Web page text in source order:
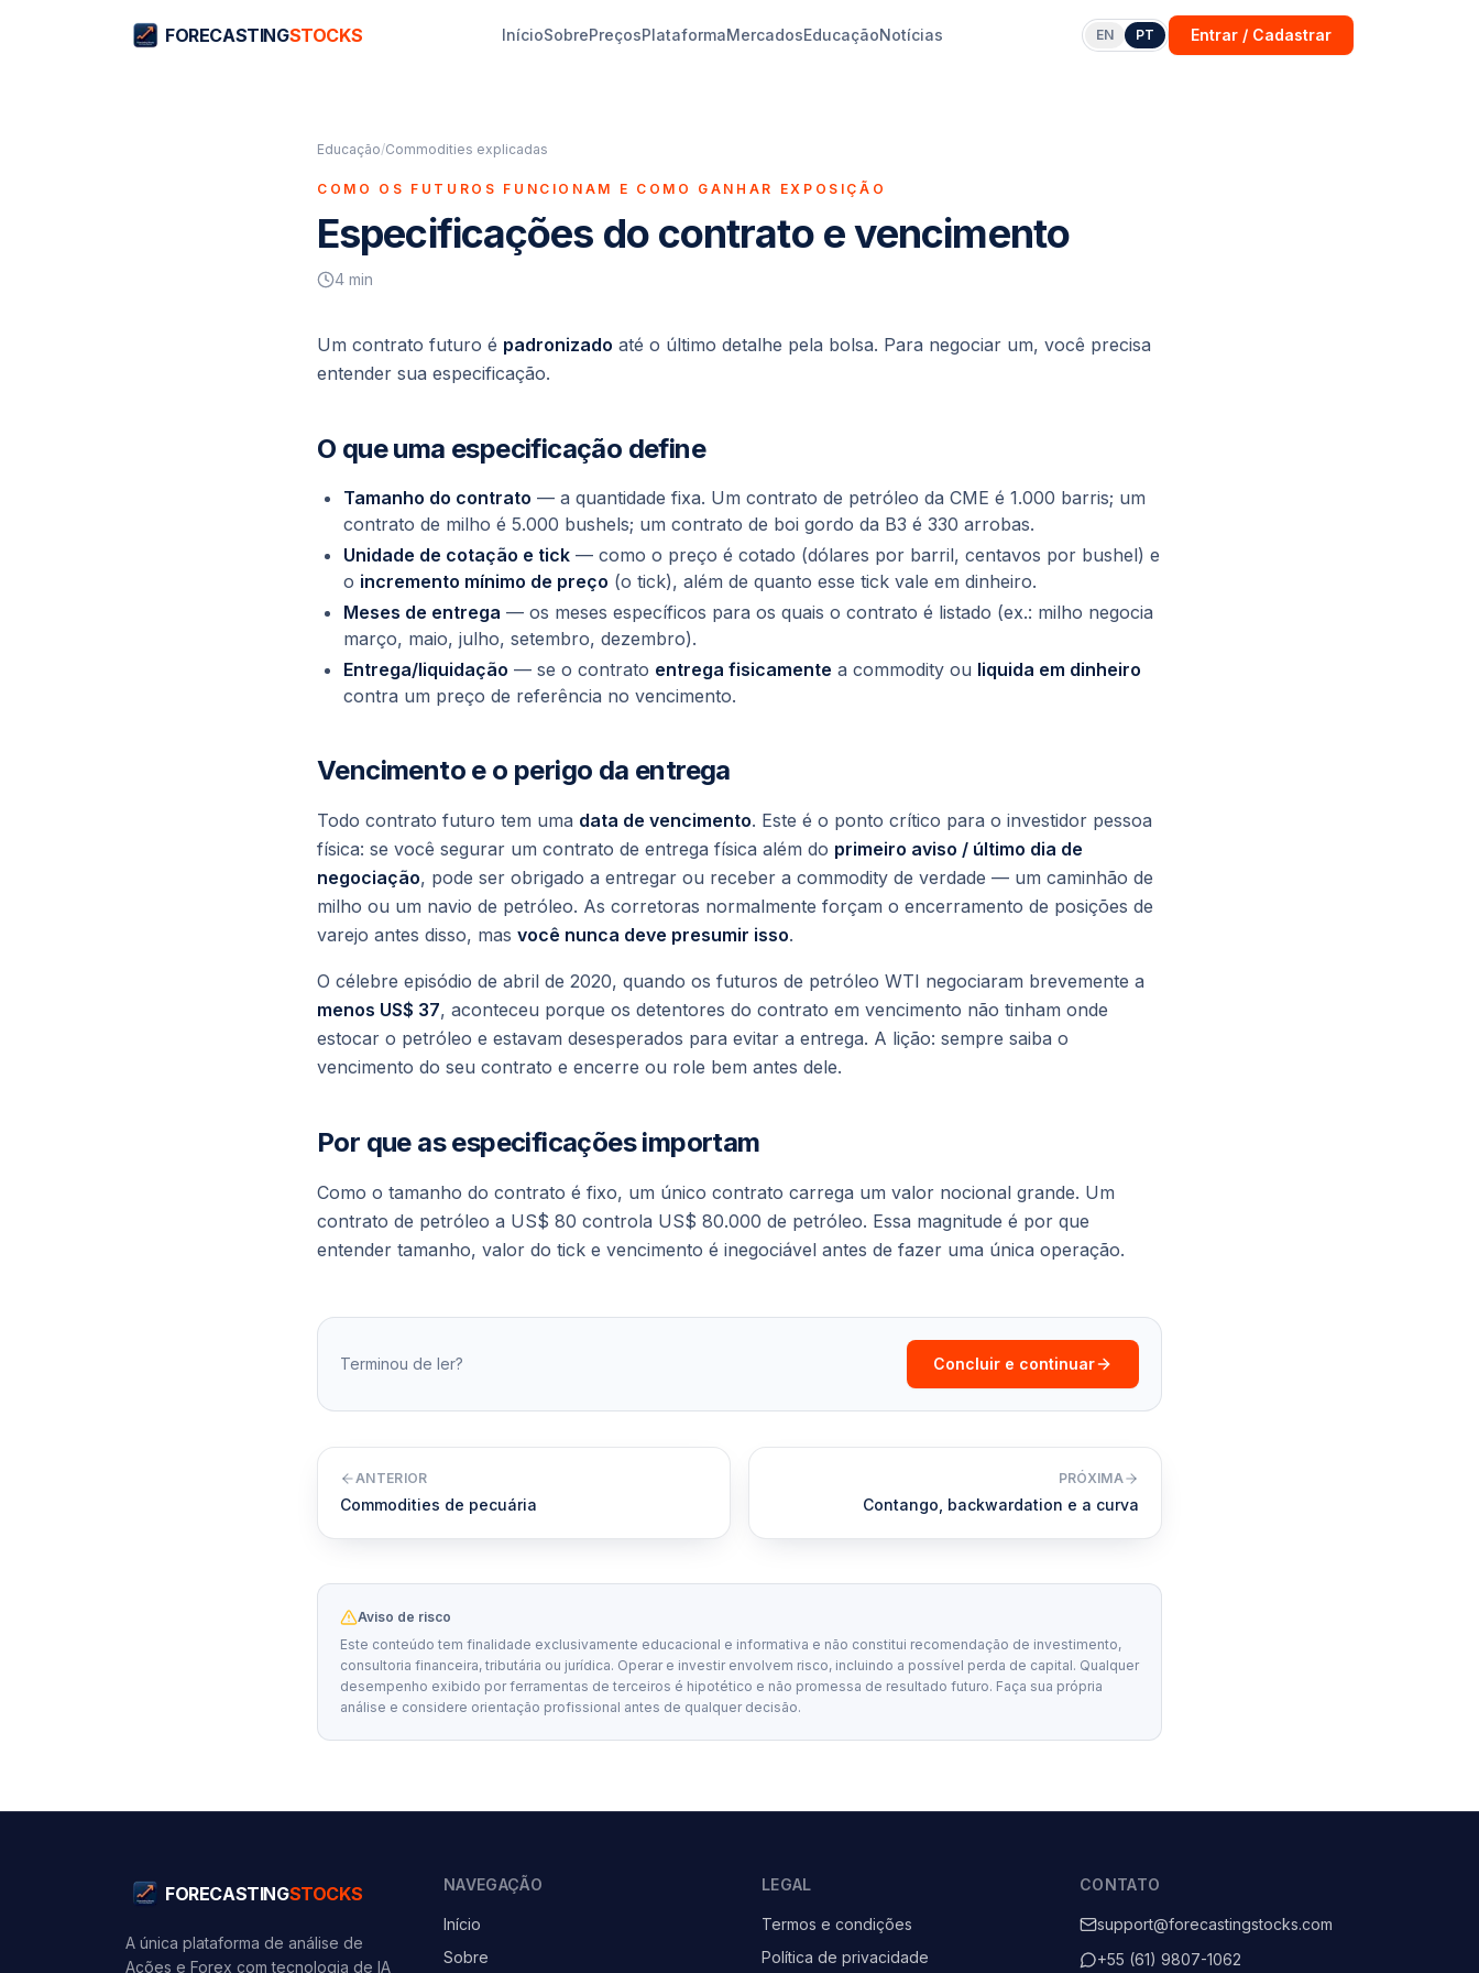
FORECASTINGSTOCKS InícioSobrePreçosPlataformaMercadosEducaçãoNotícias EN PT Entrar / Cadastrar
Educação/Commodities explicadas
COMO OS FUTUROS FUNCIONAM E COMO GANHAR EXPOSIÇÃO
Especificações do contrato e vencimento
4 min
Um contrato futuro é padronizado até o último detalhe pela bolsa. Para negociar um, você precisa
entender sua especificação.
O que uma especificação define
Tamanho do contrato — a quantidade fixa. Um contrato de petróleo da CME é 1.000 barris; um
contrato de milho é 5.000 bushels; um contrato de boi gordo da B3 é 330 arrobas.
Unidade de cotação e tick — como o preço é cotado (dólares por barril, centavos por bushel) e
o incremento mínimo de preço (o tick), além de quanto esse tick vale em dinheiro.
Meses de entrega — os meses específicos para os quais o contrato é listado (ex.: milho negocia
março, maio, julho, setembro, dezembro).
Entrega/liquidação — se o contrato entrega fisicamente a commodity ou liquida em dinheiro
contra um preço de referência no vencimento.
Vencimento e o perigo da entrega
Todo contrato futuro tem uma data de vencimento. Este é o ponto crítico para o investidor pessoa
física: se você segurar um contrato de entrega física além do primeiro aviso / último dia de
negociação, pode ser obrigado a entregar ou receber a commodity de verdade — um caminhão de
milho ou um navio de petróleo. As corretoras normalmente forçam o encerramento de posições de
varejo antes disso, mas você nunca deve presumir isso.
O célebre episódio de abril de 2020, quando os futuros de petróleo WTI negociaram brevemente a
menos US$ 37, aconteceu porque os detentores do contrato em vencimento não tinham onde
estocar o petróleo e estavam desesperados para evitar a entrega. A lição: sempre saiba o
vencimento do seu contrato e encerre ou role bem antes dele.
Por que as especificações importam
Como o tamanho do contrato é fixo, um único contrato carrega um valor nocional grande. Um
contrato de petróleo a US$ 80 controla US$ 80.000 de petróleo. Essa magnitude é por que
entender tamanho, valor do tick e vencimento é inegociável antes de fazer uma única operação.
Terminou de ler? Concluir e continuar
ANTERIOR
Commodities de pecuária
PRÓXIMA
Contango, backwardation e a curva
Aviso de risco
Este conteúdo tem finalidade exclusivamente educacional e informativa e não constitui recomendação de investimento,
consultoria financeira, tributária ou jurídica. Operar e investir envolvem risco, incluindo a possível perda de capital. Qualquer
desempenho exibido por ferramentas de terceiros é hipotético e não promessa de resultado futuro. Faça sua própria
análise e considere orientação profissional antes de qualquer decisão.
FORECASTINGSTOCKS
A única plataforma de análise de
Ações e Forex com tecnologia de IA
NAVEGAÇÃO
Início
Sobre
LEGAL
Termos e condições
Política de privacidade
CONTATO
support@forecastingstocks.com
+55 (61) 9807-1062